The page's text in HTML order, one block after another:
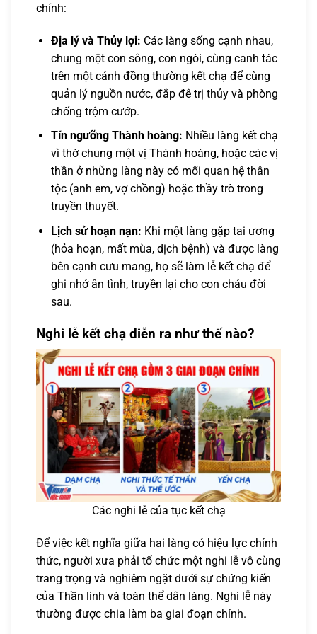
chính:
Địa lý và Thủy lợi: Các làng sống cạnh nhau,
chung một con sông, con ngòi, cùng canh tác
trên một cánh đồng thường kết chạ để cùng
quản lý nguồn nước, đắp đê trị thủy và phòng
chống trộm cướp.
Tín ngưỡng Thành hoàng: Nhiều làng kết chạ
vì thờ chung một vị Thành hoàng, hoặc các vị
thần ở những làng này có mối quan hệ thân
tộc (anh em, vợ chồng) hoặc thầy trò trong
truyền thuyết.
Lịch sử hoạn nạn: Khi một làng gặp tai ương
(hỏa hoạn, mất mùa, dịch bệnh) và được làng
bên cạnh cưu mang, họ sẽ làm lễ kết chạ để
ghi nhớ ân tình, truyền lại cho con cháu đời
sau.
Nghi lễ kết chạ diễn ra như thế nào?
Các nghi lễ của tục kết chạ
Để việc kết nghĩa giữa hai làng có hiệu lực chính
thức, người xưa phải tổ chức một nghi lễ vô cùng
trang trọng và nghiêm ngặt dưới sự chứng kiến
của Thần linh và toàn thể dân làng. Nghi lễ này
thường được chia làm ba giai đoạn chính.